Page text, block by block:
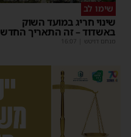
שימו לב
שינוי חריג במועד השוק
באשדוד – זה התאריך החדש
מנחם דויטש 16:07